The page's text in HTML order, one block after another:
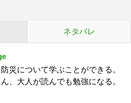
ネタバレ
災について学ぶことができる。
、大人が読んでも勉強になる。